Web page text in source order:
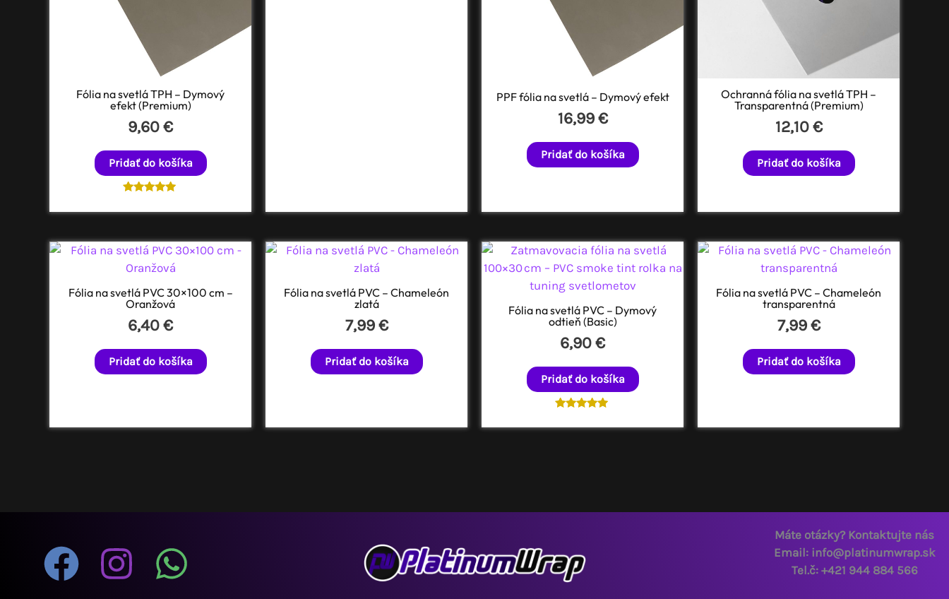
Fólia na svetlá TPH – Dymový
efekt (Premium)
9,60€
Pridať do košíka
5.00
PPF fólia na svetlá – Dymový efekt
16,99€
Pridať do košíka
Ochranná fólia na svetlá TPH –
Transparentná (Premium)
12,10€
Pridať do košíka
Fólia na svetlá PVC 30×100 cm –
Oranžová
6,40€
Pridať do košíka
Fólia na svetlá PVC – Chameleón
zlatá
7,99€
Pridať do košíka
Fólia na svetlá PVC – Dymový
odtieň (Basic)
6,90€
Pridať do košíka
5.00
Fólia na svetlá PVC – Chameleón
transparentná
7,99€
Pridať do košíka
Máte otázky? Kontaktujte nás
Email: info@platinumwrap.sk
Tel.č: +421 944 884 566